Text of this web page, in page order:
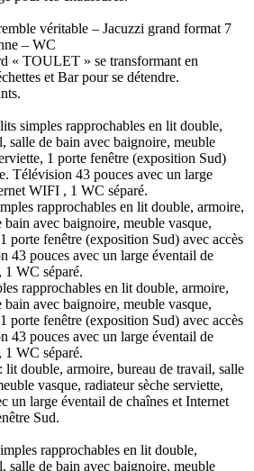
véritable – Jacuzzi grand format 7
– WC
« TOULET » se transformant en
et Bar pour se détendre.
simples rapprochables en lit double,
salle de bain avec baignoire, meuble
1 porte fenêtre (exposition Sud)
Télévision 43 pouces avec un large
WIFI , 1 WC séparé.
rapprochables en lit double, armoire,
avec baignoire, meuble vasque,
porte fenêtre (exposition Sud) avec accès
43 pouces avec un large éventail de
WC séparé.
rapprochables en lit double, armoire,
avec baignoire, meuble vasque,
porte fenêtre (exposition Sud) avec accès
43 pouces avec un large éventail de
WC séparé.
double, armoire, bureau de travail, salle
vasque, radiateur sèche serviette,
un large éventail de chaînes et Internet
Sud.
rapprochables en lit double,
salle de bain avec baignoire, meuble